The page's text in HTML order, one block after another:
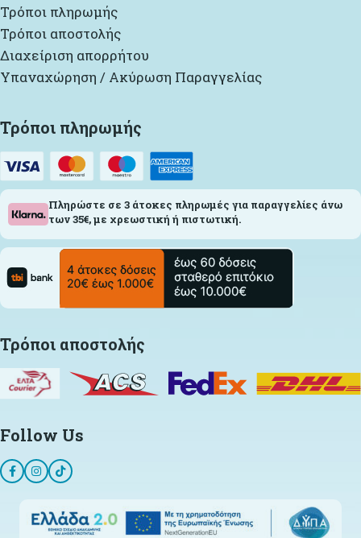
Τρόποι πληρωμής
Τρόποι αποστολής
Διαχείριση απορρήτου
Υπαναχώρηση / Ακύρωση Παραγγελίας
Τρόποι πληρωμής
Πληρώστε σε 3 άτοκες πληρωμές για παραγγελίες άνω
των 35€, με χρεωστική ή πιστωτική.
Τρόποι αποστολής
Follow Us